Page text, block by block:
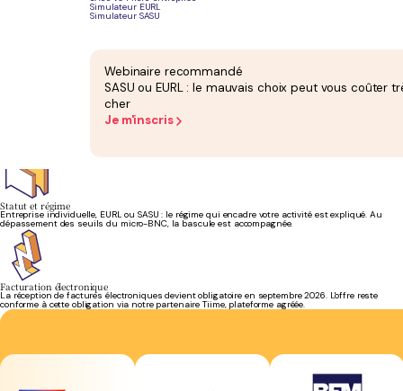
Simulateur EURL
Simulateur SASU
Webinaire recommandé
SASU ou EURL : le mauvais choix peut vous coûter
cher
Je m'inscris
Vos cotisations sont calculées sur le bénéfice et recouvrées par l'URSSAF. Les régularisations
sont anticipées, sans mauvaise surprise en fin d'année.
Statut et régime
Entreprise individuelle, EURL ou SASU : le régime qui encadre votre activité est expliqué. Au
dépassement des seuils du micro-BNC, la bascule est accompagnée.
Facturation électronique
La réception de factures électroniques devient obligatoire en septembre 2026. L'offre reste
conforme à cette obligation via notre partenaire Tiime, plateforme agréée.